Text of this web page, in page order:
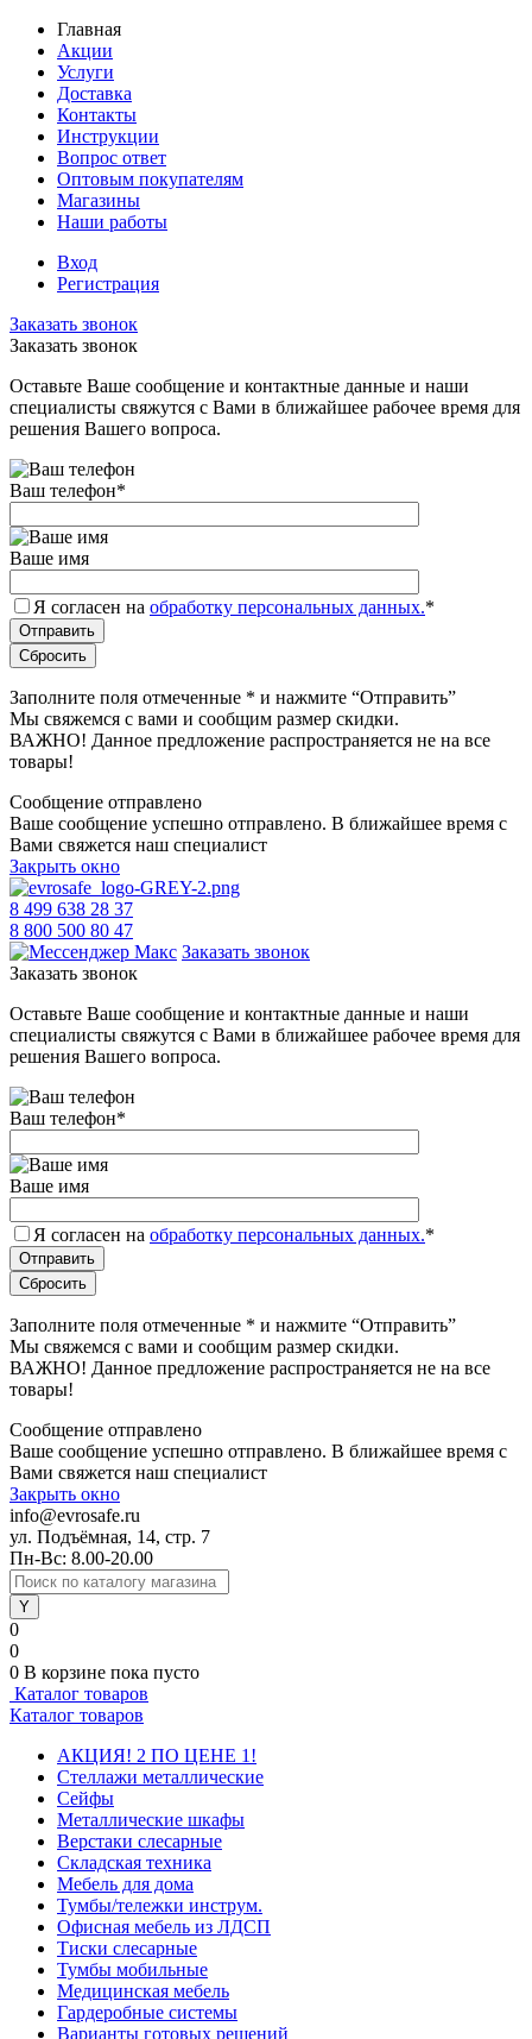
Главная
Акции
Услуги
Доставка
Контакты
Инструкции
Вопрос ответ
Оптовым покупателям
Магазины
Наши работы
Вход
Регистрация
Заказать звонок
Заказать звонок
Оставьте Ваше сообщение и контактные данные и наши
специалисты свяжутся с Вами в ближайшее рабочее время для
решения Вашего вопроса.
Ваш телефон*
Ваше имя
Я согласен на обработку персональных данных.*
Заполните поля отмеченные * и нажмите “Отправить”
Мы свяжемся с вами и сообщим размер скидки.
ВАЖНО! Данное предложение распространяется не на все
товары!
Сообщение отправлено
Ваше сообщение успешно отправлено. В ближайшее время с
Вами свяжется наш специалист
Закрыть окно
8 499 638 28 37
8 800 500 80 47
Заказать звонок
Заказать звонок
Оставьте Ваше сообщение и контактные данные и наши
специалисты свяжутся с Вами в ближайшее рабочее время для
решения Вашего вопроса.
Ваш телефон*
Ваше имя
Я согласен на обработку персональных данных.*
Заполните поля отмеченные * и нажмите “Отправить”
Мы свяжемся с вами и сообщим размер скидки.
ВАЖНО! Данное предложение распространяется не на все
товары!
Сообщение отправлено
Ваше сообщение успешно отправлено. В ближайшее время с
Вами свяжется наш специалист
Закрыть окно
info@evrosafe.ru
ул. Подъёмная, 14, стр. 7
Пн-Вс: 8.00-20.00
0
0
0 В корзине пока пусто
Каталог товаров
Каталог товаров
АКЦИЯ! 2 ПО ЦЕНЕ 1!
Стеллажи металлические
Сейфы
Металлические шкафы
Верстаки слесарные
Складская техника
Мебель для дома
Тумбы/тележки инструм.
Офисная мебель из ЛДСП
Тиски слесарные
Тумбы мобильные
Медицинская мебель
Гардеробные системы
Варианты готовых решений